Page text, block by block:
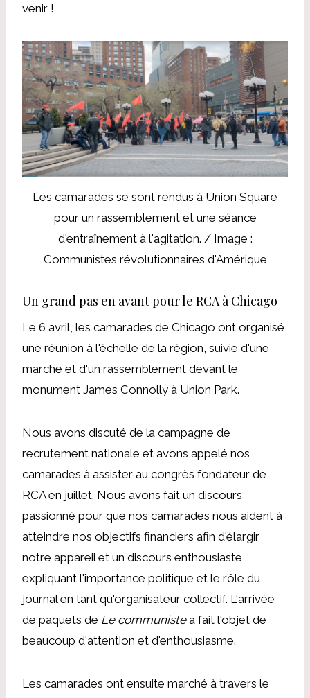
venir !
Les camarades se sont rendus à Union Square
pour un rassemblement et une séance
d'entraînement à l'agitation. / Image :
Communistes révolutionnaires d'Amérique
Un grand pas en avant pour le RCA à Chicago
Le 6 avril, les camarades de Chicago ont organisé
une réunion à l'échelle de la région, suivie d'une
marche et d'un rassemblement devant le
monument James Connolly à Union Park.
Nous avons discuté de la campagne de
recrutement nationale et avons appelé nos
camarades à assister au congrès fondateur de
RCA en juillet. Nous avons fait un discours
passionné pour que nos camarades nous aident à
atteindre nos objectifs financiers afin d'élargir
notre appareil et un discours enthousiaste
expliquant l'importance politique et le rôle du
journal en tant qu'organisateur collectif. L'arrivée
de paquets de Le communistea fait l'objet de
beaucoup d'attention et d'enthousiasme.
Les camarades ont ensuite marché à travers le